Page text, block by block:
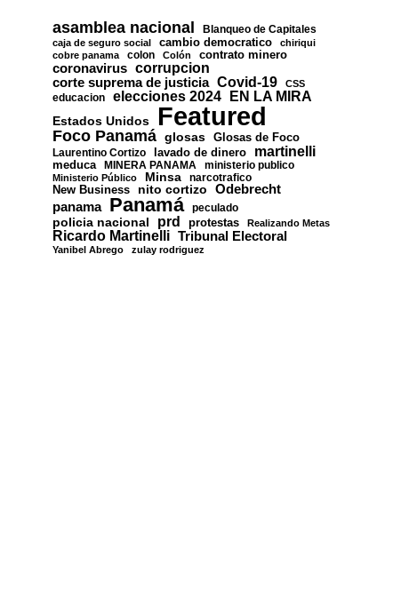
asamblea nacional Blanqueo de Capitales
caja de seguro social cambio democratico
chiriqui
cobre panama
colon Colón contrato minero
coronavirus corrupcion
corte suprema de justicia Covid-19 CSS
educacion elecciones 2024 EN LA MIRA
Estados Unidos Featured
Foco Panamá glosas Glosas de Foco
Laurentino Cortizo lavado de dinero martinelli
meduca MINERA PANAMA ministerio publico
Ministerio Público Minsa
narcotrafico
New Business
nito cortizo Odebrecht
panama Panamá peculado
policia nacional prd protestas Realizando Metas
Ricardo Martinelli Tribunal Electoral
Yanibel Abrego zulay rodriguez